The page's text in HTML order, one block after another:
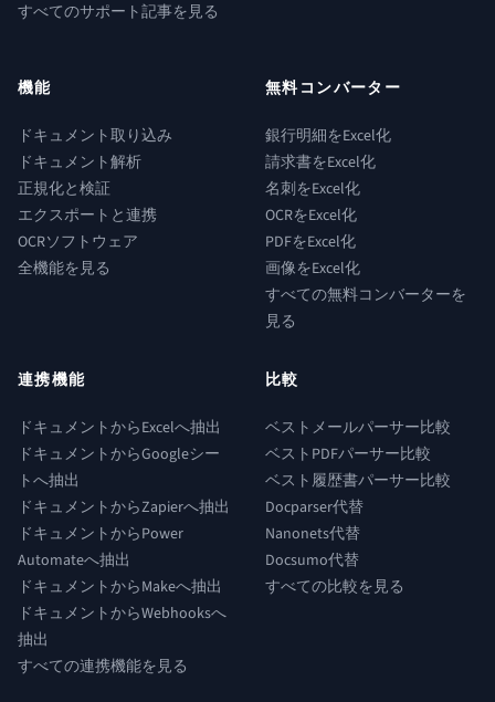
すべてのサポート記事を見る
機能
ドキュメント取り込み
ドキュメント解析
正規化と検証
エクスポートと連携
OCRソフトウェア
全機能を見る
無料コンバーター
銀行明細をExcel化
請求書をExcel化
名刺をExcel化
OCRをExcel化
PDFをExcel化
画像をExcel化
すべての無料コンバーターを
見る
連携機能
ドキュメントからExcelへ抽出
ドキュメントからGoogleシー
トへ抽出
ドキュメントからZapierへ抽出
ドキュメントからPower
Automateへ抽出
ドキュメントからMakeへ抽出
ドキュメントからWebhooksへ
抽出
すべての連携機能を見る
比較
ベストメールパーサー比較
ベストPDFパーサー比較
ベスト履歴書パーサー比較
Docparser代替
Nanonets代替
Docsumo代替
すべての比較を見る